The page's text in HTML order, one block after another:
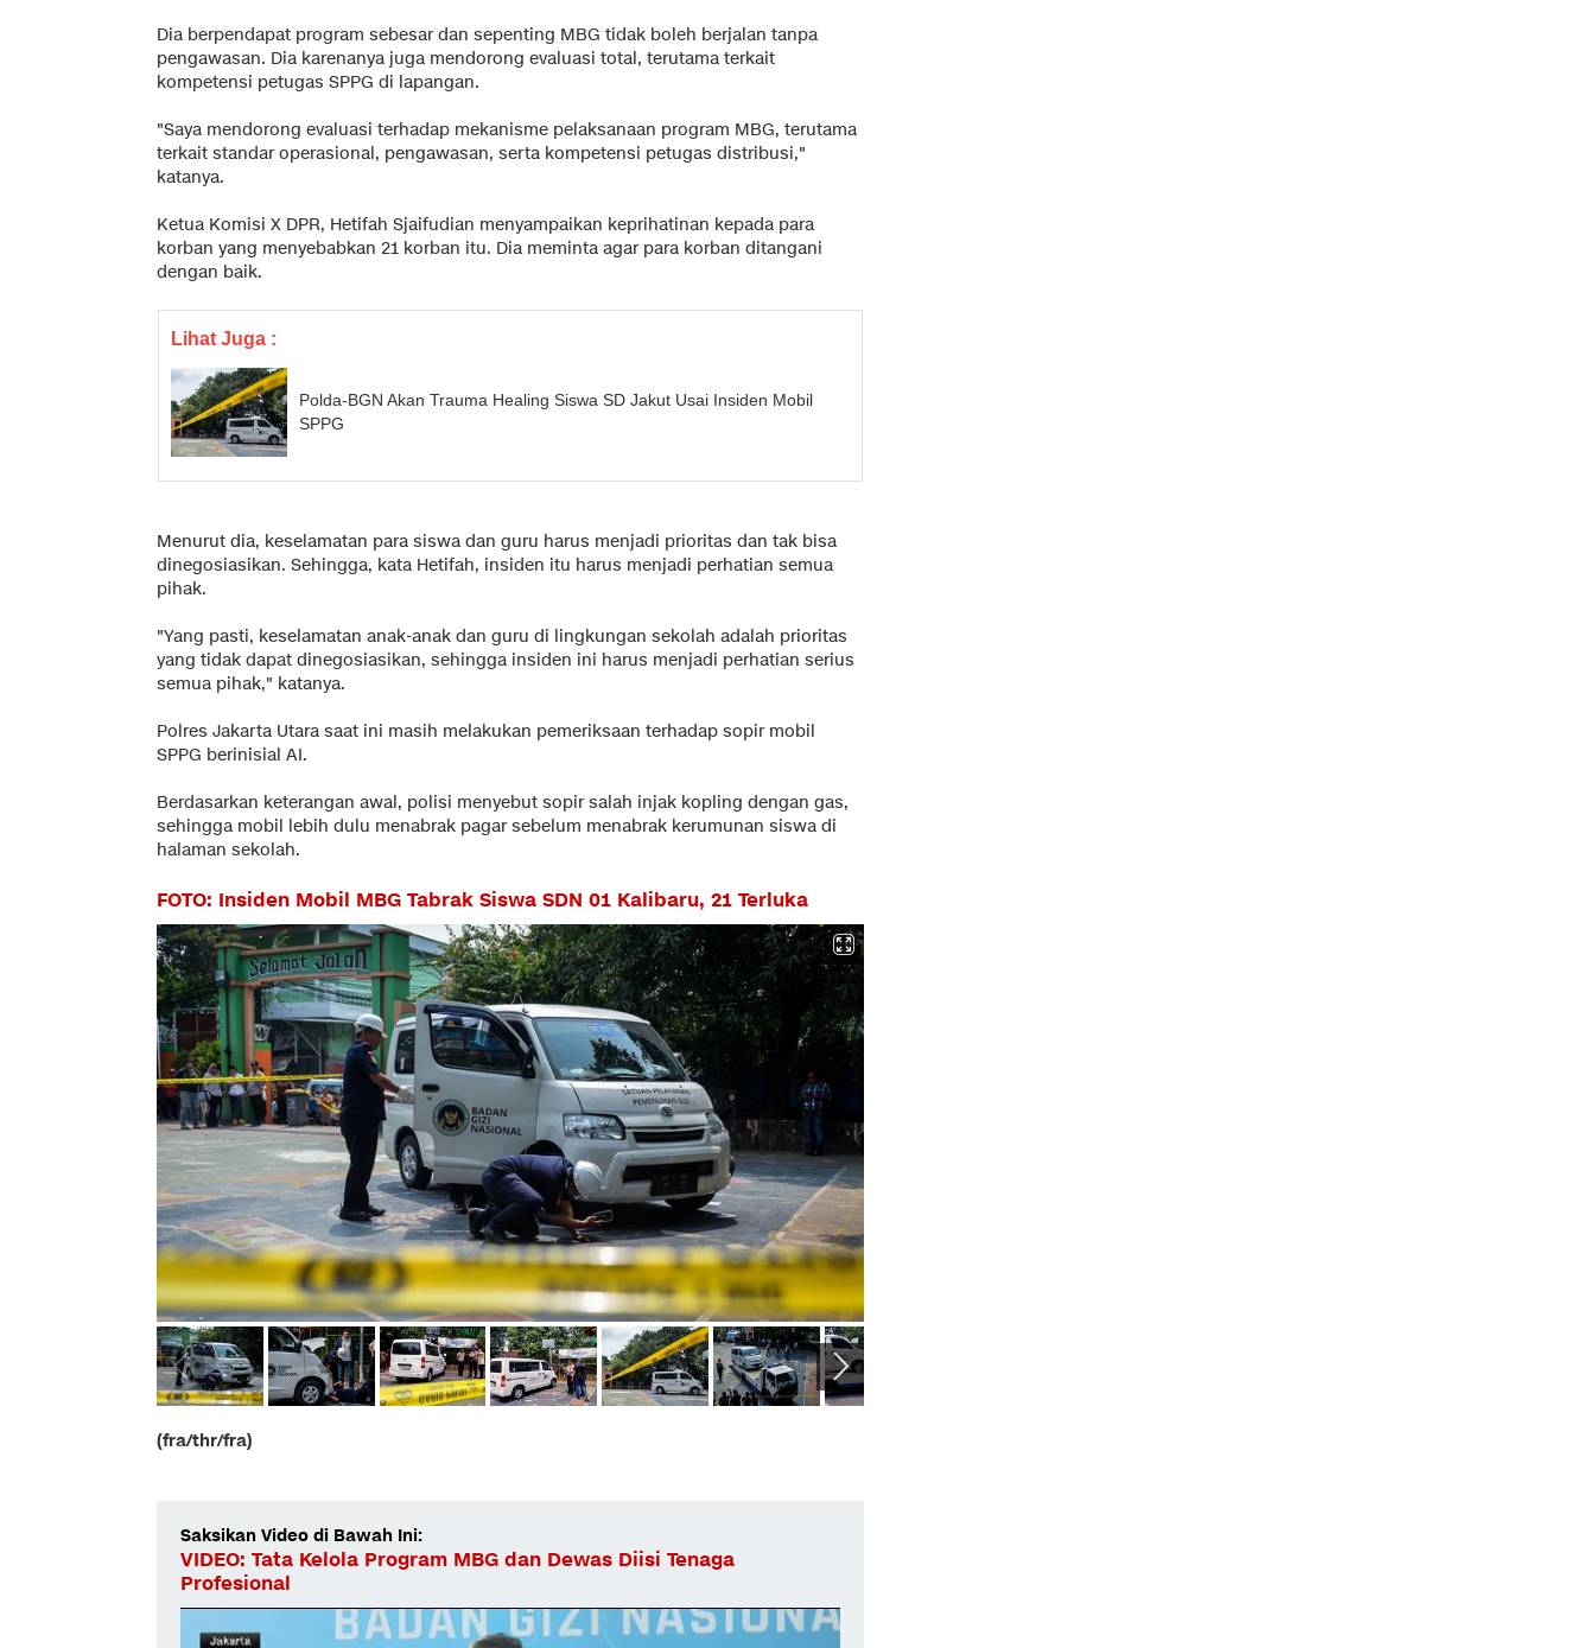
Dia berpendapat program sebesar dan sepenting MBG tidak boleh berjalan tanpa
pengawasan. Dia karenanya juga mendorong evaluasi total, terutama terkait
kompetensi petugas SPPG di lapangan.
"Saya mendorong evaluasi terhadap mekanisme pelaksanaan program MBG, terutama
terkait standar operasional, pengawasan, serta kompetensi petugas distribusi,"
katanya.
Ketua Komisi X DPR, Hetifah Sjaifudian menyampaikan keprihatinan kepada para
korban yang menyebabkan 21 korban itu. Dia meminta agar para korban ditangani
dengan baik.
Lihat Juga :
Polda-BGN Akan Trauma Healing Siswa SD Jakut Usai Insiden Mobil
SPPG
Menurut dia, keselamatan para siswa dan guru harus menjadi prioritas dan tak bisa
dinegosiasikan. Sehingga, kata Hetifah, insiden itu harus menjadi perhatian semua
pihak.
"Yang pasti, keselamatan anak-anak dan guru di lingkungan sekolah adalah prioritas
yang tidak dapat dinegosiasikan, sehingga insiden ini harus menjadi perhatian serius
semua pihak," katanya.
Polres Jakarta Utara saat ini masih melakukan pemeriksaan terhadap sopir mobil
SPPG berinisial AI.
Berdasarkan keterangan awal, polisi menyebut sopir salah injak kopling dengan gas,
sehingga mobil lebih dulu menabrak pagar sebelum menabrak kerumunan siswa di
halaman sekolah.
FOTO: Insiden Mobil MBG Tabrak Siswa SDN 01 Kalibaru, 21 Terluka
(fra/thr/fra)
Saksikan Video di Bawah Ini:
VIDEO: Tata Kelola Program MBG dan Dewas Diisi Tenaga
Profesional